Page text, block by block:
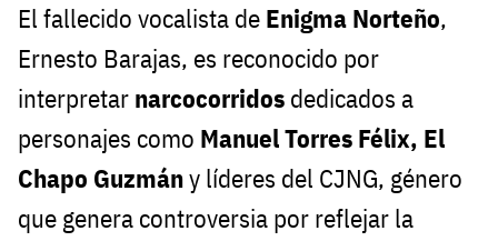
El fallecido vocalista de Enigma Norteño,
Ernesto Barajas, es reconocido por
interpretar narcocorridos dedicados a
personajes como Manuel Torres Félix, El
Chapo Guzmány líderes del CJNG, género
que genera controversia por reflejar la